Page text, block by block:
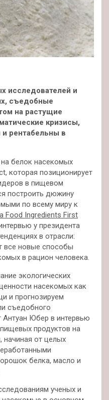
исследователей и
съедобные
на растущие
кризисы,
и рентабельны в
белок насекомых
которая позиционирует
в пищевом
построить дюжину
по всему миру к
Food Ingredients First
у президента
в отрасли:
все новые способы
в рацион человека.
экологических
насекомых как
и прогнозируем
съедобного
Антуан Юбер в интервью
продуктов на
начиная от целых
белка, масло и
ученых и